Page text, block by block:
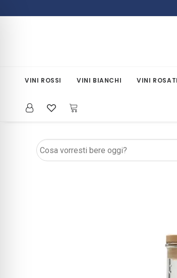
VINI ROSSI VINI BIANCHI VINI ROSATI